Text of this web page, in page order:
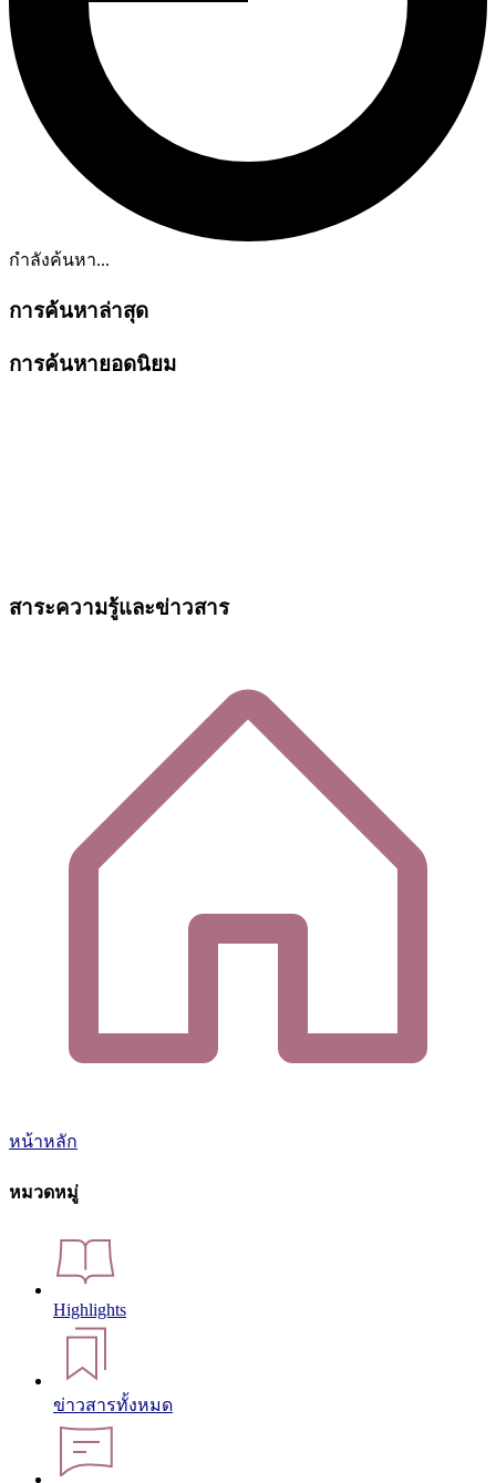
กำลังค้นหา...
การค้นหาล่าสุด
การค้นหายอดนิยม
สาระความรู้และข่าวสาร
หน้าหลัก
หมวดหมู่
Highlights
ข่าวสารทั้งหมด